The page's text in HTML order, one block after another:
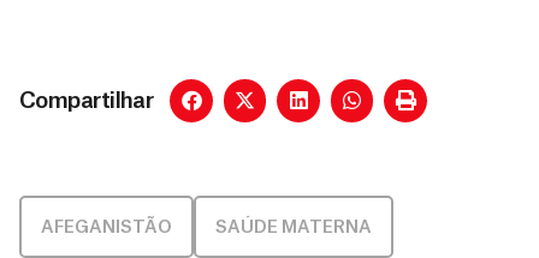
Compartilhar
AFEGANISTÃO SAÚDE MATERNA